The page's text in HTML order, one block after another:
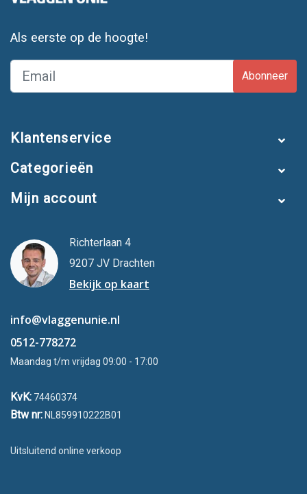
Als eerste op de hoogte!
Abonneer
Klantenservice
Categorieën
Mijn account
Richterlaan 4
9207 JV Drachten
Bekijk op kaart
info@vlaggenunie.nl
0512-778272
Maandag t/m vrijdag 09:00 - 17:00
KvK: 74460374
Btw nr:NL859910222B01
Uitsluitend online verkoop